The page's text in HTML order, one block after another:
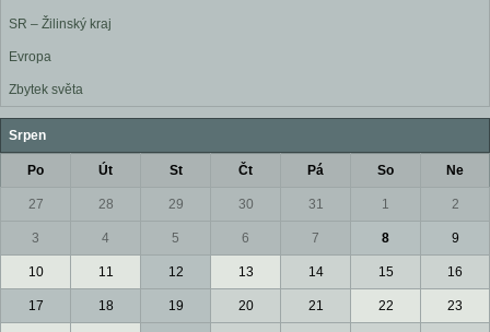
SR – Žilinský kraj
Evropa
Zbytek světa
Srpen
Po Út St Čt Pá So Ne
27 28 29 30 31 1 2
3 4 5 6 7 8 9
10 11 12 13 14 15 16
17 18 19 20 21 22 23